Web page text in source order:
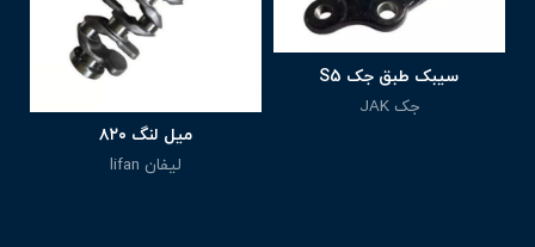
سیبک طبق جک S5
جک JAK
میل لنگ ۸۲۰
لیفان lifan